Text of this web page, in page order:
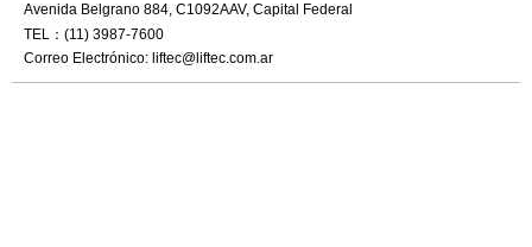
Avenida Belgrano 884, C1092AAV, Capital Federal
TEL：(11) 3987-7600
Correo Electrónico: liftec@liftec.com.ar